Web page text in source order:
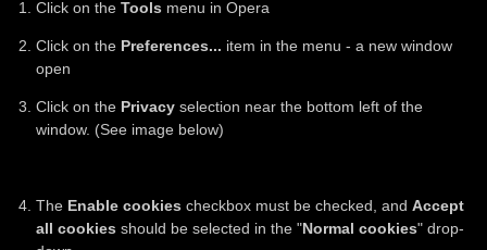
Click on the Tools menu in Opera
Click on the Preferences... item in the menu - a new window
open
Click on the Privacy selection near the bottom left of the
window. (See image below)
The Enable cookies checkbox must be checked, and Accept
all cookies should be selected in the "Normal cookies" drop-